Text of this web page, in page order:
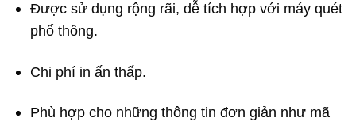
Được sử dụng rộng rãi, dễ tích hợp với máy quét
phổ thông.
Chi phí in ấn thấp.
Phù hợp cho những thông tin đơn giản như mã